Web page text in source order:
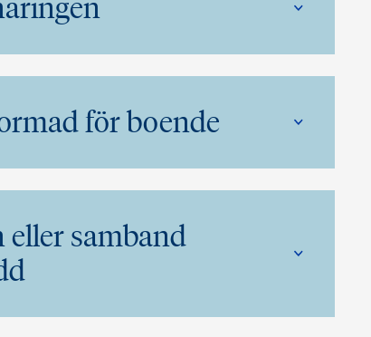
för boende
samband